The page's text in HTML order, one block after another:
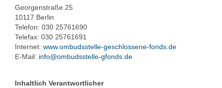
Georgenstraße 25
10117 Berlin
Telefon: 030 25761690
Telefax: 030 25761691
Internet: www.ombudsstelle-geschlossene-fonds.de
E-Mail: info@ombudsstelle-gfonds.de
Inhaltlich Verantwortlicher